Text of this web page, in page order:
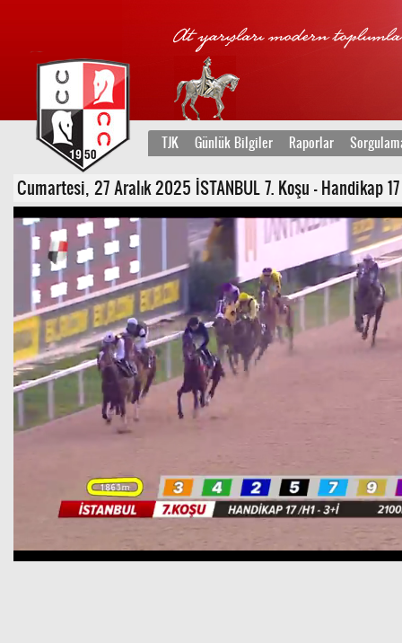
TJK Günlük Bilgiler Raporlar
Cumartesi, 27 Aralık 2025 İSTANBUL 7. Koşu - Handikap